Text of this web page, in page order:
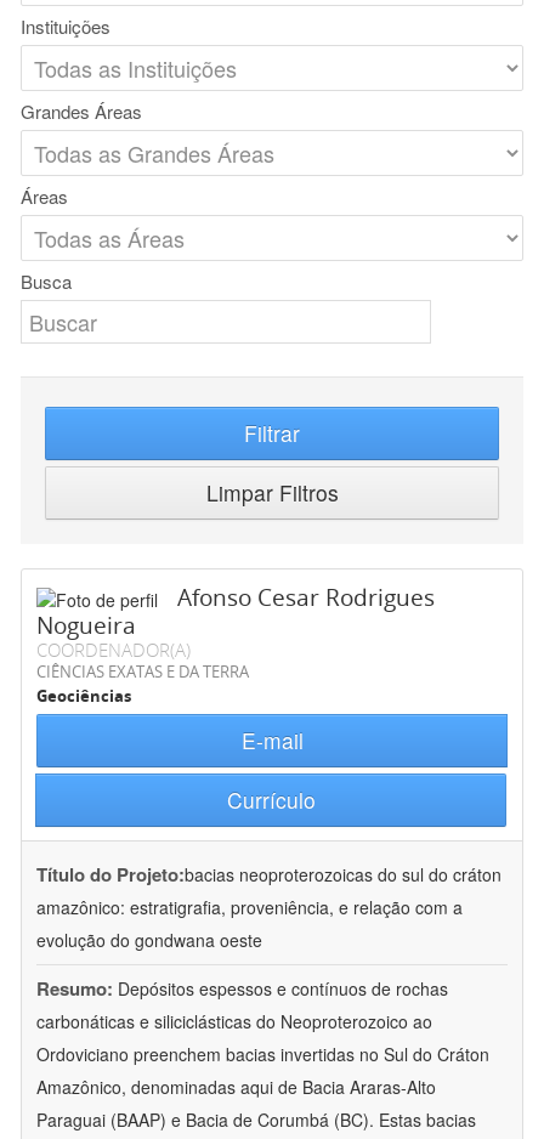
Instituições
Grandes Áreas
Áreas
Busca
Filtrar
Limpar Filtros
Afonso Cesar Rodrigues
Nogueira
COORDENADOR(A)
CIÊNCIAS EXATAS E DA TERRA
Geociências
E-mail
Currículo
Título do Projeto:bacias neoproterozoicas do sul do cráton
amazônico: estratigrafia, proveniência, e relação com a
evolução do gondwana oeste
Resumo: Depósitos espessos e contínuos de rochas
carbonáticas e siliciclásticas do Neoproterozoico ao
Ordoviciano preenchem bacias invertidas no Sul do Cráton
Amazônico, denominadas aqui de Bacia Araras-Alto
Paraguai (BAAP) e Bacia de Corumbá (BC). Estas bacias